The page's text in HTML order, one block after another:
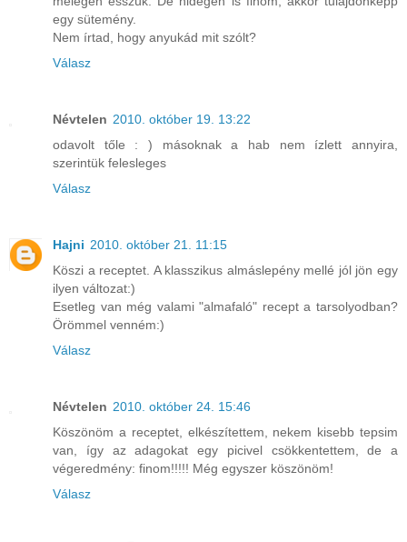
egy sütemény.
Nem írtad, hogy anyukád mit szólt?
Válasz
Névtelen 2010. október 19. 13:22
odavolt tőle : ) másoknak a hab nem ízlett annyira,
szerintük felesleges
Válasz
Hajni 2010. október 21. 11:15
Köszi a receptet. A klasszikus almáslepény mellé jól jön egy
ilyen változat:)
Esetleg van még valami "almafaló" recept a tarsolyodban?
Örömmel venném:)
Válasz
Névtelen 2010. október 24. 15:46
Köszönöm a receptet, elkészítettem, nekem kisebb tepsim
van, így az adagokat egy picivel csökkentettem, de a
végeredmény: finom!!!!! Még egyszer köszönöm!
Válasz